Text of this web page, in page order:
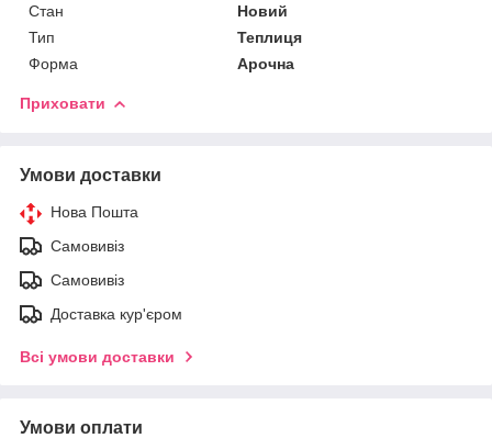
Стан
Новий
Тип
Теплиця
Форма
Арочна
Приховати
Умови доставки
Нова Пошта
Самовивіз
Самовивіз
Доставка кур'єром
Всі умови доставки
Умови оплати